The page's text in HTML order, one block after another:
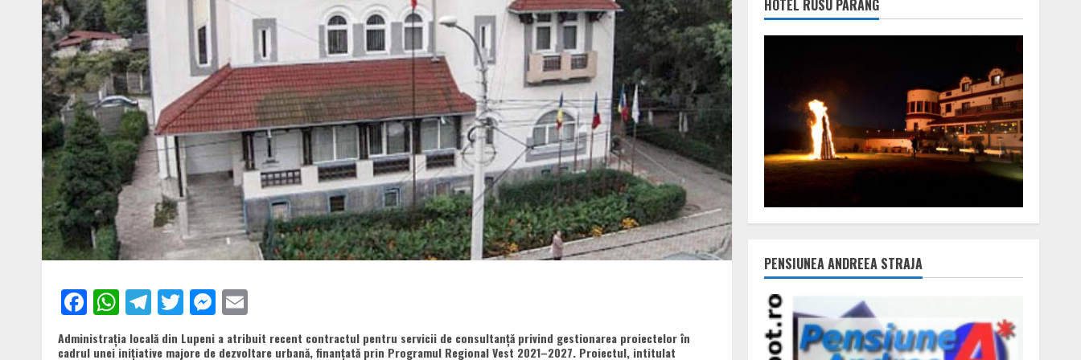
Facebook
WhatsApp
Telegram
TwitterMessenger
Administrația locală din Lupeni a atribuit recent contractul pentru servicii de consultanță privind gestionarea proiectelor în
cadrul unei inițiative majore de dezvoltare urbană, finanțată prin Programul Regional Vest 2021–2027. Proiectul, intitulat
HOTEL RUSU PARÂNG
PENSIUNEA ANDREEA STRAJA